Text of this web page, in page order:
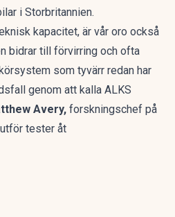
i Storbritannien.
kapacitet, är vår oro också
bidrar till förvirring och ofta
som tyvärr redan har
genom att kalla ALKS
Avery, forskningschef på
tester åt